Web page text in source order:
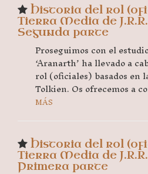
Historia del rol
Tierra Media de
Segunda parte
Proseguimos con el
‘Aranarth’ ha llevado a
rol (oficiales) basados en
Tolkien. Os ofrecemos a
MÁS
Historia del rol
Tierra Media de
Primera parte